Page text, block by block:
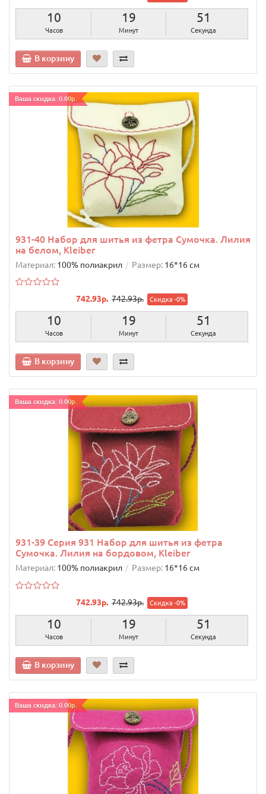
10
Часов
19
Минут
50
Секунд
В корзину
Ваша скидка: 0.00р.
931-40 Набор для шитья из фетра Сумочка. Лилия
на белом, Kleiber
Материал: 100% полиакрил Размер: 16*16 см
742.93р. 742.93р. Скидка -0%
10
Часов
19
Минут
50
Секунд
В корзину
Ваша скидка: 0.00р.
931-39 Серия 931 Набор для шитья из фетра
Сумочка. Лилия на бордовом, Kleiber
Материал: 100% полиакрил Размер: 16*16 см
742.93р. 742.93р. Скидка -0%
10
Часов
19
Минут
50
Секунд
В корзину
Ваша скидка: 0.00р.